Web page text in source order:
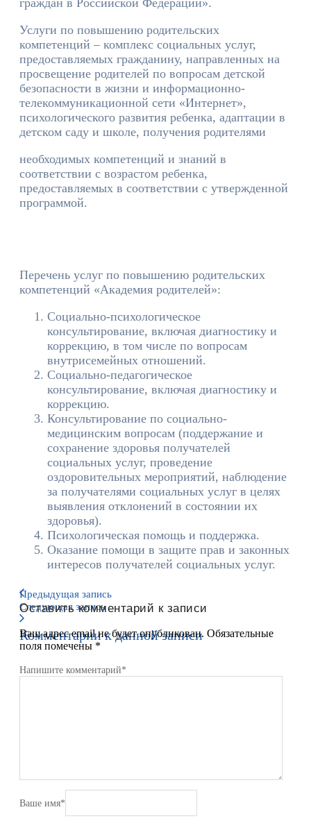
Услуги по повышению родительских
компетенций – комплекс социальных услуг,
предоставляемых гражданину, направленных на
просвещение родителей по вопросам детской
безопасности в жизни и информационно-
телекоммуникационной сети «Интернет»,
психологического развития ребенка, адаптации в
детском саду и школе, получения родителями
необходимых компетенций и знаний в
соответствии с возрастом ребенка,
предоставляемых в соответствии с утвержденной
программой.
Перечень услуг по повышению родительских
компетенций «Академия родителей»:
Социально-психологическое
консультирование, включая диагностику и
коррекцию, в том числе по вопросам
внутрисемейных отношений.
Социально-педагогическое
консультирование, включая диагностику и
коррекцию.
Консультирование по социально-
медицинским вопросам (поддержание и
сохранение здоровья получателей
социальных услуг, проведение
оздоровительных мероприятий, наблюдение
за получателями социальных услуг в целях
выявления отклонений в состоянии их
здоровья).
Психологическая помощь и поддержка.
Оказание помощи в защите прав и законных
интересов получателей социальных услуг.
Предыдущая запись
Следующая запись
Комментарии к данной записи
Оставить комментарий к записи
Ваш адрес email не будет опубликован. Обязательные
поля помечены *
Напишите комментарий*
Ваше имя*